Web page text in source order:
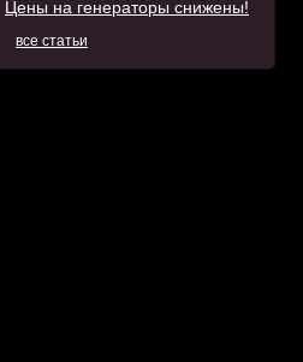
Цены на генераторы снижены!
все статьи